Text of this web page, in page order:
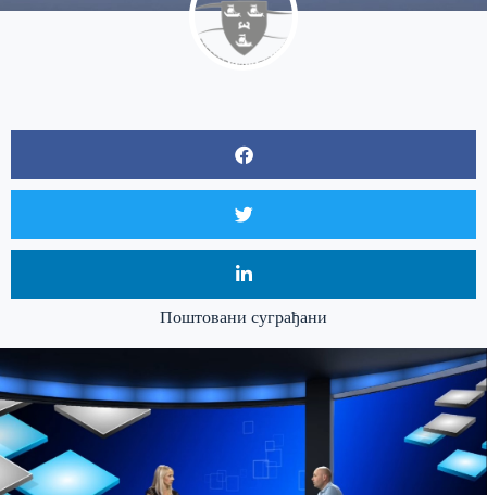
Поштовани суграђани